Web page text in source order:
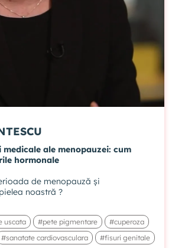
medicale ale menopauzei: cum
hormonale
de menopauză și
noastră ?
uscata #pete pigmentare
#cuperoza
#sanatate cardiovasculara #fisuri genitale